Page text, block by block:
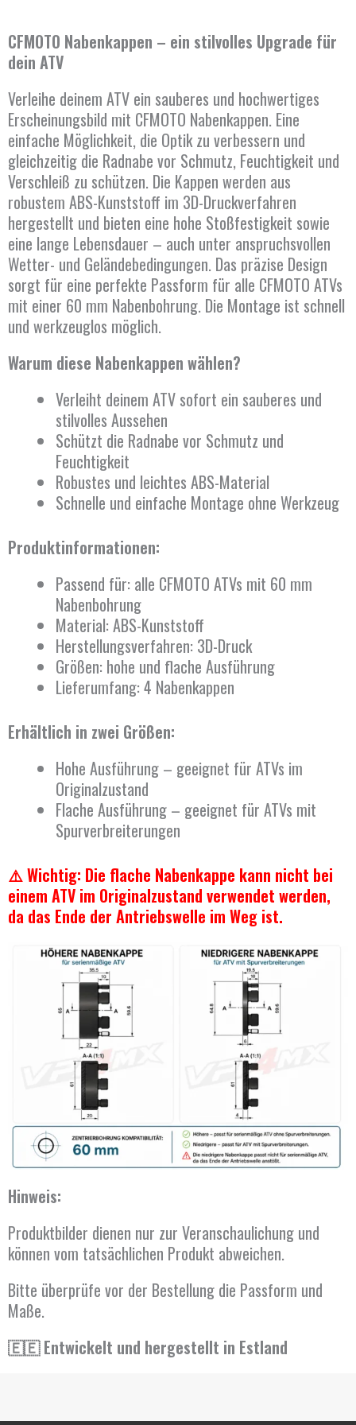
CFMOTO Nabenkappen – ein stilvolles Upgrade für
dein ATV
Verleihe deinem ATV ein sauberes und hochwertiges
Erscheinungsbild mit CFMOTO Nabenkappen. Eine
einfache Möglichkeit, die Optik zu verbessern und
gleichzeitig die Radnabe vor Schmutz, Feuchtigkeit und
Verschleiß zu schützen. Die Kappen werden aus
robustem ABS-Kunststoff im 3D-Druckverfahren
hergestellt und bieten eine hohe Stoßfestigkeit sowie
eine lange Lebensdauer – auch unter anspruchsvollen
Wetter- und Geländebedingungen. Das präzise Design
sorgt für eine perfekte Passform für alle CFMOTO ATVs
mit einer 60 mm Nabenbohrung. Die Montage ist schnell
und werkzeuglos möglich.
Warum diese Nabenkappen wählen?
Verleiht deinem ATV sofort ein sauberes und
stilvolles Aussehen
Schützt die Radnabe vor Schmutz und
Feuchtigkeit
Robustes und leichtes ABS-Material
Schnelle und einfache Montage ohne Werkzeug
Produktinformationen:
Passend für: alle CFMOTO ATVs mit 60 mm
Nabenbohrung
Material: ABS-Kunststoff
Herstellungsverfahren: 3D-Druck
Größen: hohe und flache Ausführung
Lieferumfang: 4 Nabenkappen
Erhältlich in zwei Größen:
Hohe Ausführung – geeignet für ATVs im
Originalzustand
Flache Ausführung – geeignet für ATVs mit
Spurverbreiterungen
⚠️ Wichtig: Die flache Nabenkappe kann nicht bei
einem ATV im Originalzustand verwendet werden,
da das Ende der Antriebswelle im Weg ist.
Hinweis:
Produktbilder dienen nur zur Veranschaulichung und
können vom tatsächlichen Produkt abweichen.
Bitte überprüfe vor der Bestellung die Passform und
Maße.
🇪🇪 Entwickelt und hergestellt in Estland